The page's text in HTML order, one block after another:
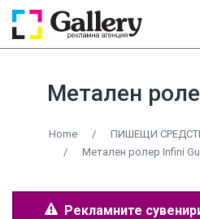
Метален
Home / ПИШЕЩИ
/
Метален ролер Infini
Рекламните